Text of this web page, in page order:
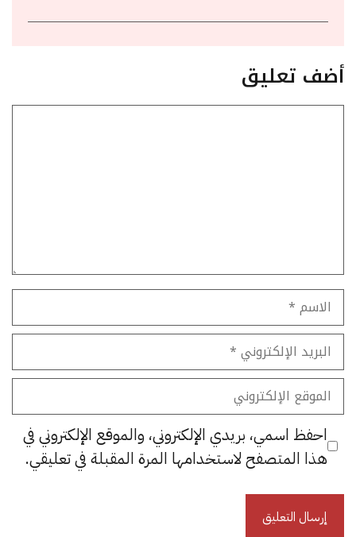
أضف تعليق
الاسم
البريد
الإلكتروني
الموقع
الإلكتروني
احفظ اسمي، بريدي الإلكتروني، والموقع الإلكتروني في
هذا المتصفح لاستخدامها المرة المقبلة في تعليقي.